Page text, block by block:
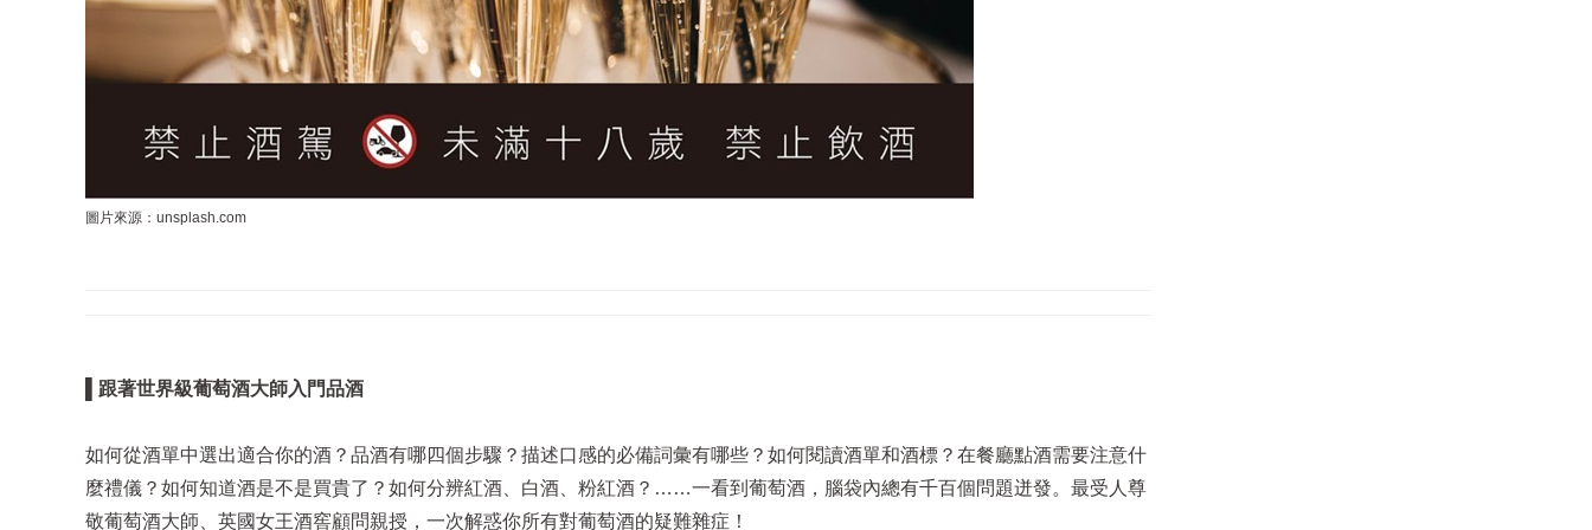
圖片來源：unsplash.com
▌跟著世界級葡萄酒大師入門品酒
如何從酒單中選出適合你的酒？品酒有哪四個步驟？描述口感的必備詞彙有哪些？如何閱讀酒單和酒標？在餐廳點酒需要注意什
麼禮儀？如何知道酒是不是買貴了？如何分辨紅酒、白酒、粉紅酒？……一看到葡萄酒，腦袋內總有千百個問題迸發。 最受人尊
敬葡萄酒大師、英國女王酒窖顧問親授，一次解惑你所有對葡萄酒的疑難雜症！